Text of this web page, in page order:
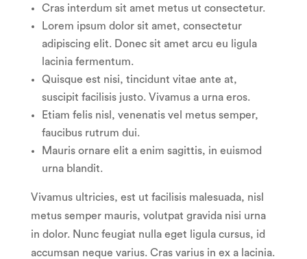
Cras interdum sit amet metus ut consectetur.
Lorem ipsum dolor sit amet, consectetur
adipiscing elit. Donec sit amet arcu eu ligula
lacinia fermentum.
Quisque est nisi, tincidunt vitae ante at,
suscipit facilisis justo. Vivamus a urna eros.
Etiam felis nisl, venenatis vel metus semper,
faucibus rutrum dui.
Mauris ornare elit a enim sagittis, in euismod
urna blandit.
Vivamus ultricies, est ut facilisis malesuada, nisl
metus semper mauris, volutpat gravida nisi urna
in dolor. Nunc feugiat nulla eget ligula cursus, id
accumsan neque varius. Cras varius in ex a lacinia.